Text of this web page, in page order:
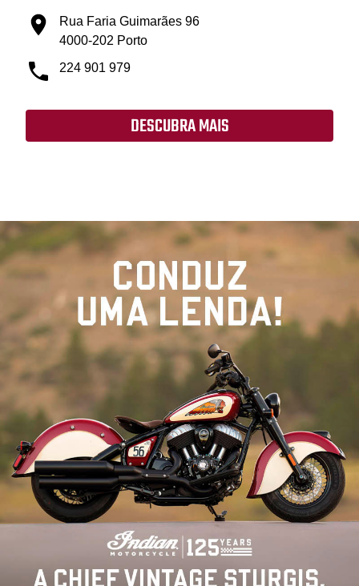
Rua Faria Guimarães 96
4000-202 Porto
224 901 979
DESCUBRA MAIS